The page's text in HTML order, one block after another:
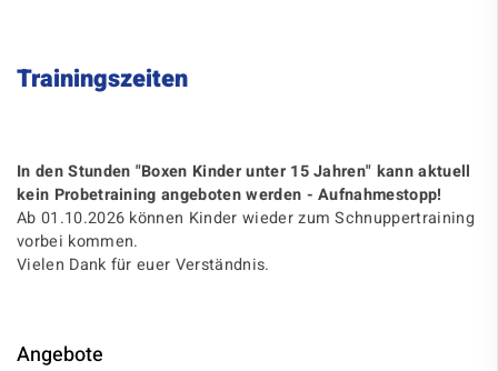
Trainingszeiten
In den Stunden "Boxen Kinder unter 15 Jahren" kann aktuell
kein Probetraining angeboten werden - Aufnahmestopp!
Ab 01.10.2026 können Kinder wieder zum Schnuppertraining
vorbei kommen.
Vielen Dank für euer Verständnis.
Angebote